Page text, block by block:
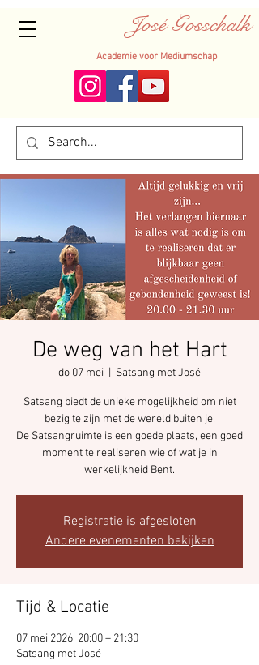
José Gosschalk
Academie voor Mediumschap
De weg van het Hart
do 07 mei Satsang met José
Satsang biedt de unieke mogelijkheid om niet
bezig te zijn met de wereld buiten je.
De Satsangruimte is een goede plaats, een goed
moment te realiseren wie of wat je in
Registratie is afgesloten
Andere evenementen bekijken
Tijd & Locatie
07 mei 2026, 20:00 – 21:30
Satsang met José